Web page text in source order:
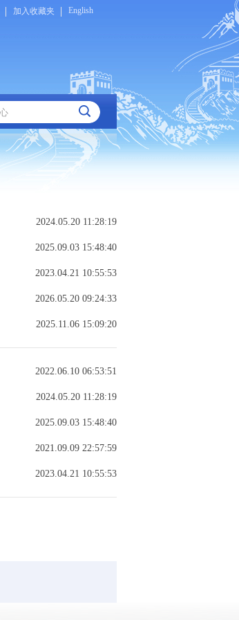
加入收藏夹 English
2024.05.20 11:28:19
2025.09.03 15:48:40
2023.04.21 10:55:53
2026.05.20 09:24:33
2025.11.06 15:09:20
2022.06.10 06:53:51
2024.05.20 11:28:19
2025.09.03 15:48:40
2021.09.09 22:57:59
2023.04.21 10:55:53